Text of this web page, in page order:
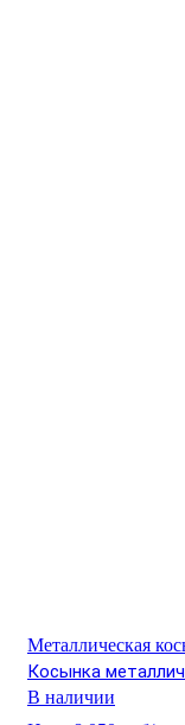
Металлическая
Косынка
В наличии